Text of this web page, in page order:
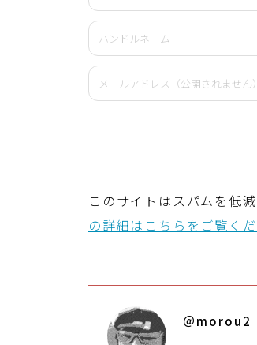
このサイトはスパムを低
の詳細はこちらをご覧く
＠morou2